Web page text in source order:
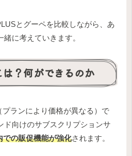
とグーペを比較しながら、あ
に考えていきます。
？何ができるのか
プランにより価格が異なる）で
ド向けのサブスクリプションサ
での販促機能が強化されます。